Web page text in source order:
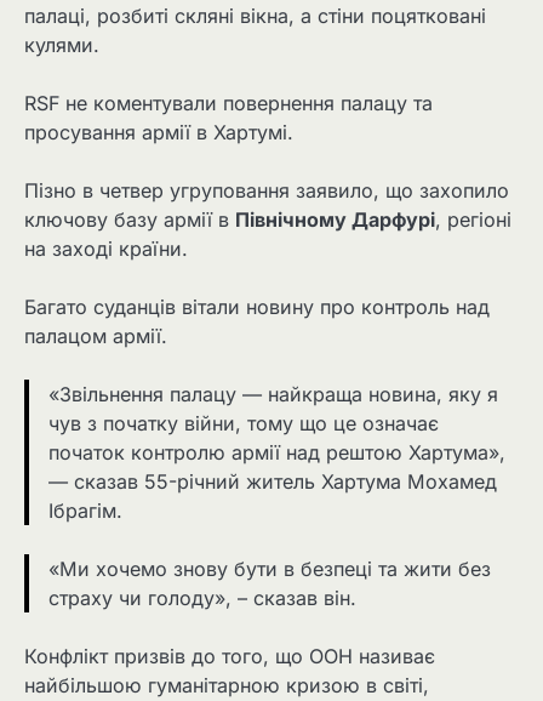
палаці, розбиті скляні вікна, а стіни поцятковані
кулями.
RSF не коментували повернення палацу та
просування армії в Хартумі.
Пізно в четвер угруповання заявило, що захопило
ключову базу армії в Північному Дарфурі, регіоні
на заході країни.
Багато суданців вітали новину про контроль над
палацом армії.
«Звільнення палацу — найкраща новина, яку я
чув з початку війни, тому що це означає
початок контролю армії над рештою Хартума»,
— сказав 55-річний житель Хартума Мохамед
Ібрагім.
«Ми хочемо знову бути в безпеці та жити без
страху чи голоду», – сказав він.
Конфлікт призвів до того, що ООН називає
найбільшою гуманітарною кризою в світі,